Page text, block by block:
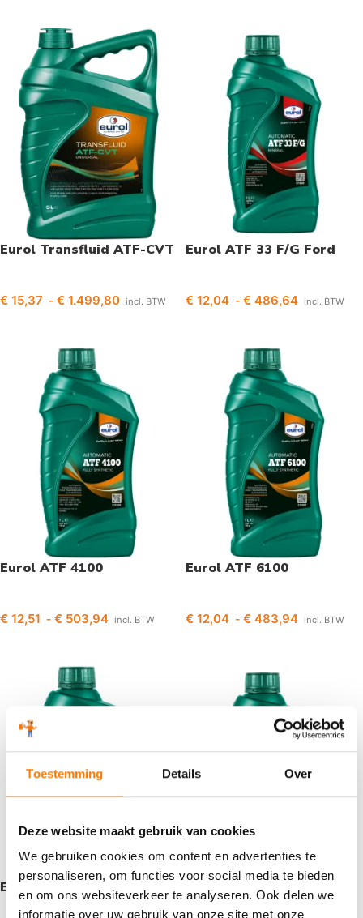
Toestemming Details Over
Deze website maakt gebruik van cookies
We gebruiken cookies om content en advertenties te
personaliseren, om functies voor social media te bieden
en om ons websiteverkeer te analyseren. Ook delen we
informatie over uw gebruik van onze site met onze
Eurol Transfluid ATF-CVT
€ 15,37 - € 1.499,80 incl. BTW
Eurol ATF 33 F/G Ford
€ 12,04 - € 486,64 incl. BTW
Eurol ATF 4100
€ 12,51 - € 503,94 incl. BTW
Eurol ATF 6100
€ 12,04 - € 483,94 incl. BTW
Eurol ATF 6700 Eurol ATF 6800 ULV